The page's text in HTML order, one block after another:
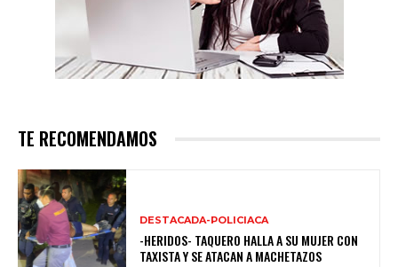
TE RECOMENDAMOS
DESTACADA-POLICIACA
-HERIDOS- TAQUERO HALLA A SU MUJER CON
TAXISTA Y SE ATACAN A MACHETAZOS